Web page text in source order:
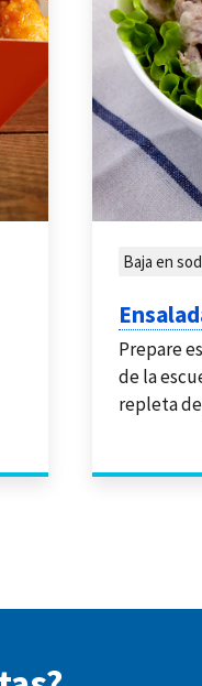
Baja en
Prepare
de la
repleta